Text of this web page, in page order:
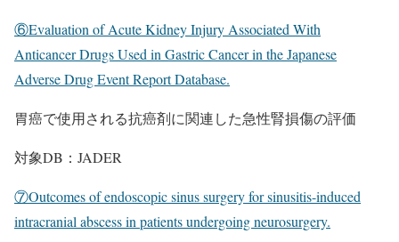
⑥Evaluation of Acute Kidney Injury Associated With
Anticancer Drugs Used in Gastric Cancer in the Japanese
Adverse Drug Event Report Database.
胃癌で使用される抗癌剤に関連した急性腎損傷の評価
対象DB：JADER
⑦Outcomes of endoscopic sinus surgery for sinusitis-induced
intracranial abscess in patients undergoing neurosurgery.